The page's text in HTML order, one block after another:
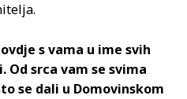
s vama u ime svih
Od srca vam se svima
se dali u Domovinskom